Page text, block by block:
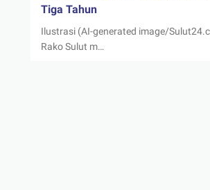
Tiga Tahun
Ilustrasi (AI-generated image/
Rako Sulut m…